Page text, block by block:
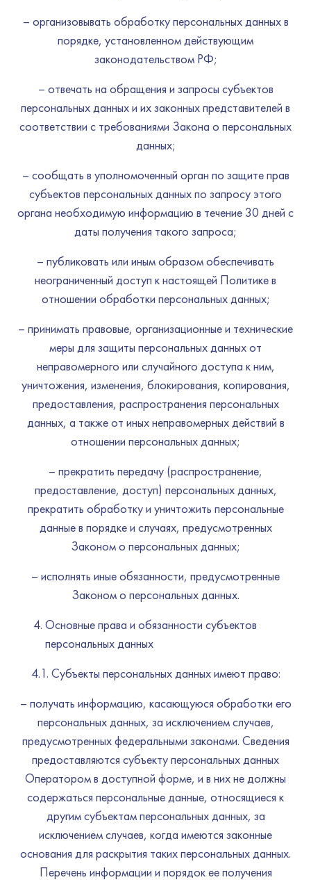
– организовывать обработку персональных данных в
порядке, установленном действующим
законодательством РФ;
– отвечать на обращения и запросы субъектов
персональных данных и их законных представителей в
соответствии с требованиями Закона о персональных
данных;
– сообщать в уполномоченный орган по защите прав
субъектов персональных данных по запросу этого
органа необходимую информацию в течение 30 дней с
даты получения такого запроса;
– публиковать или иным образом обеспечивать
неограниченный доступ к настоящей Политике в
отношении обработки персональных данных;
– принимать правовые, организационные и технические
меры для защиты персональных данных от
неправомерного или случайного доступа к ним,
уничтожения, изменения, блокирования, копирования,
предоставления, распространения персональных
данных, а также от иных неправомерных действий в
отношении персональных данных;
– прекратить передачу (распространение,
предоставление, доступ) персональных данных,
прекратить обработку и уничтожить персональные
данные в порядке и случаях, предусмотренных
Законом о персональных данных;
– исполнять иные обязанности, предусмотренные
Законом о персональных данных.
Основные права и обязанности субъектов
персональных данных
4.1. Субъекты персональных данных имеют право:
– получать информацию, касающуюся обработки его
персональных данных, за исключением случаев,
предусмотренных федеральными законами. Сведения
предоставляются субъекту персональных данных
Оператором в доступной форме, и в них не должны
содержаться персональные данные, относящиеся к
другим субъектам персональных данных, за
исключением случаев, когда имеются законные
основания для раскрытия таких персональных данных.
Перечень информации и порядок ее получения